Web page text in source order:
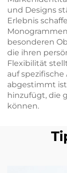
und Designs
Erlebnis
besonderen
die ihren
Flexibilität
auf
abgestimmt
hinzufügt, die
können.